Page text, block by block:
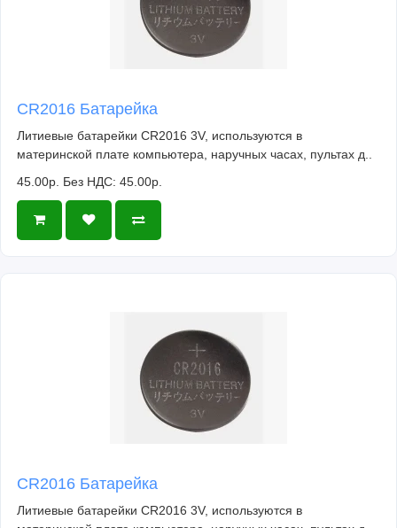
CR2016 Батарейка
Литиевые батарейки CR2016 3V, используются в
материнской плате компьютера, наручных часах, пультах д..
45.00р. Без НДС: 45.00р.
CR2016 Батарейка
Литиевые батарейки CR2016 3V, используются в